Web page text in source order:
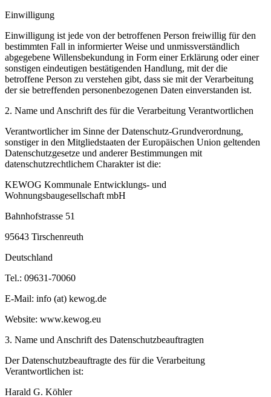
Einwilligung
Einwilligung ist jede von der betroffenen Person freiwillig für den
bestimmten Fall in informierter Weise und unmissverständlich
abgegebene Willensbekundung in Form einer Erklärung oder einer
sonstigen eindeutigen bestätigenden Handlung, mit der die
betroffene Person zu verstehen gibt, dass sie mit der Verarbeitung
der sie betreffenden personenbezogenen Daten einverstanden ist.
2. Name und Anschrift des für die Verarbeitung Verantwortlichen
Verantwortlicher im Sinne der Datenschutz-Grundverordnung,
sonstiger in den Mitgliedstaaten der Europäischen Union geltenden
Datenschutzgesetze und anderer Bestimmungen mit
datenschutzrechtlichem Charakter ist die:
KEWOG Kommunale Entwicklungs- und
Wohnungsbaugesellschaft mbH
Bahnhofstrasse 51
95643 Tirschenreuth
Deutschland
Tel.: 09631-70060
E-Mail: info (at) kewog.de
Website: www.kewog.eu
3. Name und Anschrift des Datenschutzbeauftragten
Der Datenschutzbeauftragte des für die Verarbeitung
Verantwortlichen ist:
Harald G. Köhler